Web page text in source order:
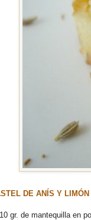
DE ANÍS Y LIMÓN
gr. de mantequilla en